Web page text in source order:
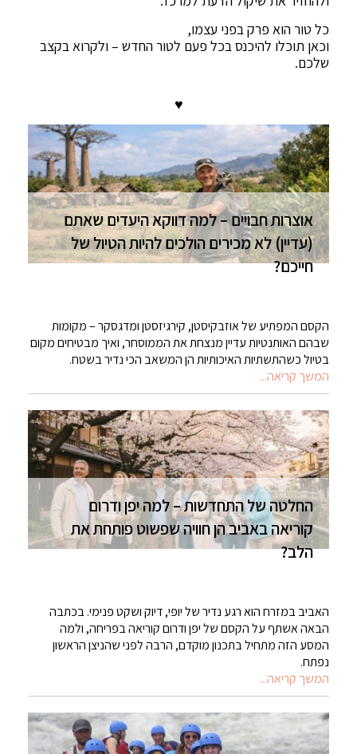
כל טור הוא פרק בפני עצמו,
וכאן תוכלו להיכנס בכל פעם לטור החדש – ולקרוא בקצב
שלכם.
♥
אוצרות חבויים – למה דווקא היעדים שאתם
(עדיין) לא מכירים הולכים להיות הטיול של
חייכם?
הקסם המפתיע של אוזבקיסטן, קירגיזסטן ומדגסקר – מקומות
שבהם האותנטיות עדיין מנצחת את הממוסחר, ואיך מבטיחים מקום
בטיול כשהתשתיות האיכותיות הן המשאב הכי נדיר בשטח.
המשך קריאה...
החלטה של התחדשות – למה יפן ודרום
קוריאה באביב הן חוויה שפשוט פותחת את
הלב?
האביב במזרח הוא רגע נדיר של יופי, דיוק ושקט פנימי. בכתבה
הבאה אשתף על הקסם של יפן ודרום קוריאה בפריחה, ולמה
המסע הזה מתחיל בתכנון מוקדם, הרבה לפני שהניצן הראשון
נפתח.
המשך קריאה...